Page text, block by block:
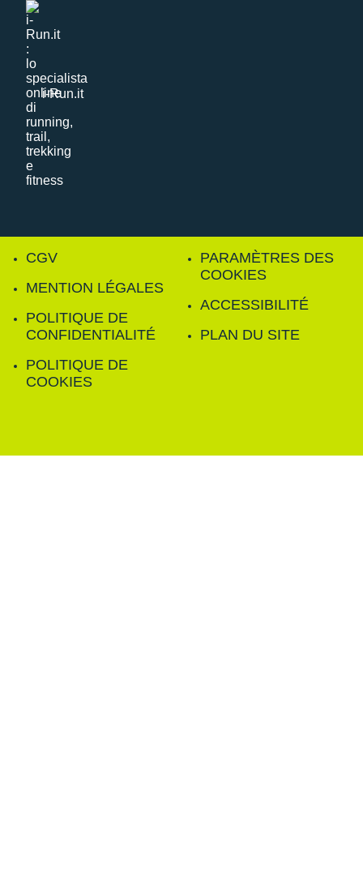
i-Run.it
CGV
MENTION LÉGALES
POLITIQUE DE
CONFIDENTIALITÉ
POLITIQUE DE
COOKIES
PARAMÈTRES DES
COOKIES
ACCESSIBILITÉ
PLAN DU SITE